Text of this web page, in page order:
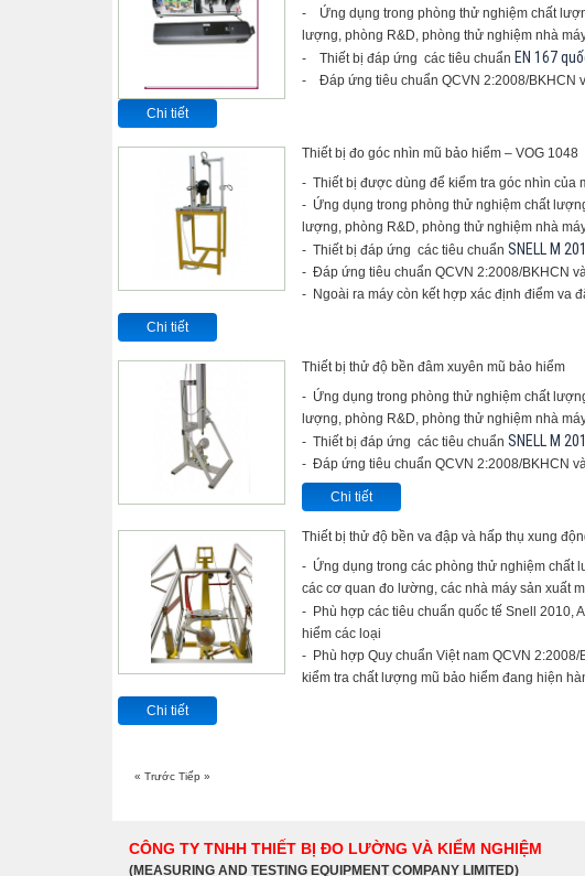
- Ứng dụng trong phòng thử nghiệm chất
lượng, phòng R&D, phòng thử nghiệm nhà
- Thiết bị đáp ứng các tiêu chuẩn EN 167
- Đáp ứng tiêu chuẩn QCVN 2:2008/BKHCN
Chi tiết
Thiết bị đo góc nhìn mũ bảo hiểm – VOG 1048
- Thiết bị được dùng để kiểm tra góc nhìn của
- Ứng dụng trong phòng thử nghiệm chất
lượng, phòng R&D, phòng thử nghiệm nhà
- Thiết bị đáp ứng các tiêu chuẩn SNELL M
- Đáp ứng tiêu chuẩn QCVN 2:2008/BKHCN
- Ngoài ra máy còn kết hợp xác định điểm va
Chi tiết
Thiết bị thử độ bền đâm xuyên mũ bảo hiểm
- Ứng dụng trong phòng thử nghiệm chất
lượng, phòng R&D, phòng thử nghiệm nhà
- Thiết bị đáp ứng các tiêu chuẩn SNELL M
- Đáp ứng tiêu chuẩn QCVN 2:2008/BKHCN
Chi tiết
Thiết bị thử độ bền va đập và hấp thụ xung
- Ứng dụng trong các phòng thử nghiệm chất
các cơ quan đo lường, các nhà máy sản xuất
- Phù hợp các tiêu chuẩn quốc tế Snell 2010,
hiểm các loại
- Phù hợp Quy chuẩn Việt nam QCVN
kiểm tra chất lượng mũ bảo hiểm đang hiện
Chi tiết
« Trước Tiếp »
CÔNG TY TNHH THIẾT BỊ ĐO LƯỜNG VÀ KIỂM NGHIỆM
(MEASURING AND TESTING EQUIPMENT COMPANY LIMITED)